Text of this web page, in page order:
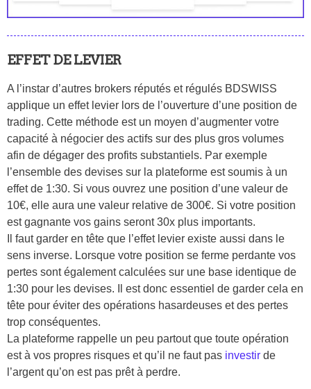
EFFET DE LEVIER
A l’instar d’autres brokers réputés et régulés BDSWISS
applique un effet levier lors de l’ouverture d’une position de
trading. Cette méthode est un moyen d’augmenter votre
capacité à négocier des actifs sur des plus gros volumes
afin de dégager des profits substantiels. Par exemple
l’ensemble des devises sur la plateforme est soumis à un
effet de 1:30. Si vous ouvrez une position d’une valeur de
10€, elle aura une valeur relative de 300€. Si votre position
est gagnante vos gains seront 30x plus importants.
Il faut garder en tête que l’effet levier existe aussi dans le
sens inverse. Lorsque votre position se ferme perdante vos
pertes sont également calculées sur une base identique de
1:30 pour les devises. Il est donc essentiel de garder cela en
tête pour éviter des opérations hasardeuses et des pertes
trop conséquentes.
La plateforme rappelle un peu partout que toute opération
est à vos propres risques et qu’il ne faut pas investir de
l’argent qu’on est pas prêt à perdre.